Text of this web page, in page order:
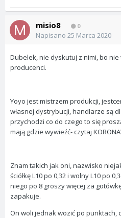
misio8 0
Napisano 25 Marca 2020
Dubelek, nie dyskutuj z nimi, bo
producenci.
Yoyo jest mistrzem produkcji,
własnej dystrybucji, handlarze są
przychodzi co do czego to się
mają gdzie wywieźć- czytaj
Znam takich jak oni, nazwisko
ściółkę L10 po 0,32 i wolny L10 po
niego po 8 groszy więcej za
zapakuje.
On woli jednak wozić po punktach,